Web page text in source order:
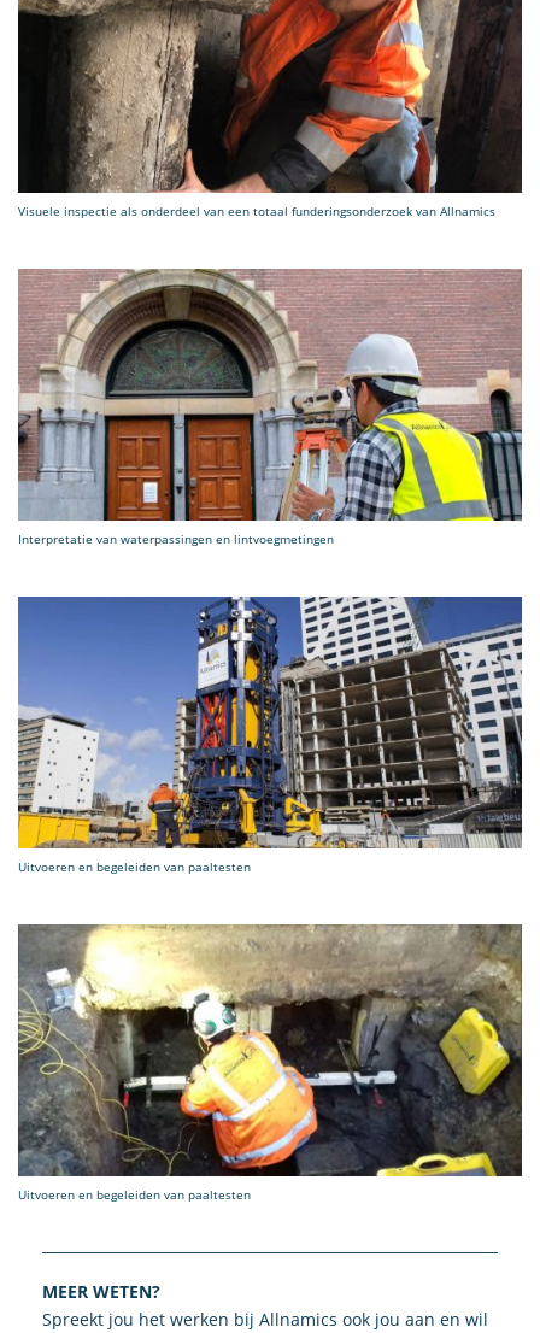
Visuele inspectie als onderdeel van een totaal funderingsonderzoek van Allnamics
Interpretatie van waterpassingen en lintvoegmetingen
Uitvoeren en begeleiden van paaltesten
Uitvoeren en begeleiden van paaltesten
MEER WETEN?
Spreekt jou het werken bij Allnamics ook jou aan en wil